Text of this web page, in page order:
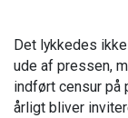
Det lykkedes
ude af pressen,
indført censur på
årligt bliver